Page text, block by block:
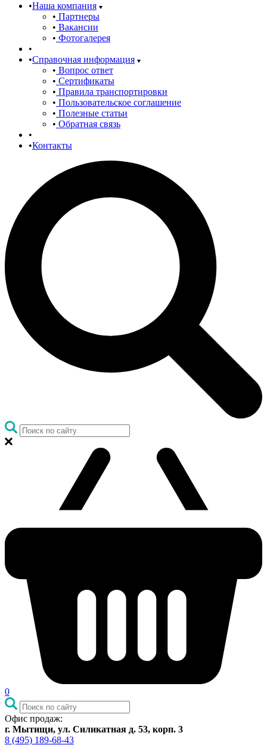
Наша компания
Партнеры
Вакансии
Фотогалерея
Справочная информация
Вопрос ответ
Сертификаты
Правила транспортировки
Пользовательское соглашение
Полезные статьи
Обратная связь
Контакты
0
Офис продаж:
г. Мытищи, ул. Силикатная д. 53, корп. 3
8 (495) 189-68-43